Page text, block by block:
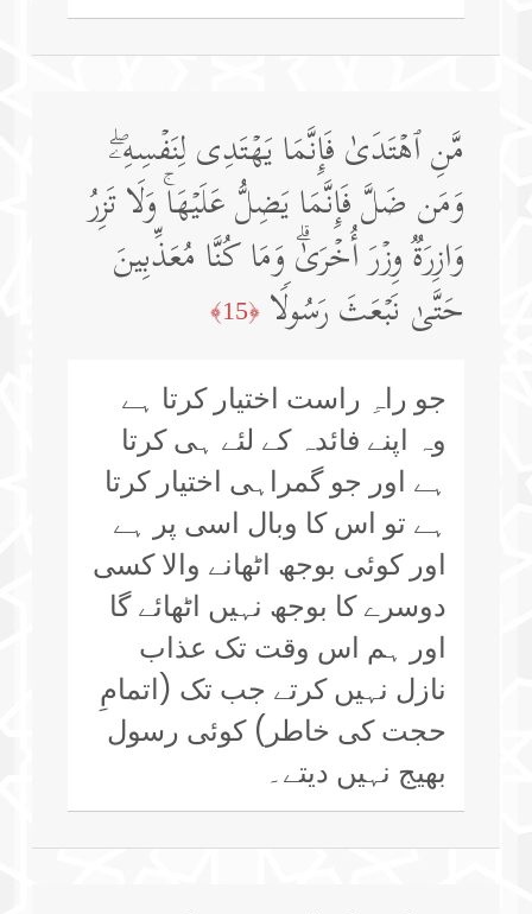
مَّنِ ٱهۡتَدَىٰ فَإِنَّمَا یَهۡتَدِی لِنَفۡسِهِۦۖ
وَمَن ضَلَّ فَإِنَّمَا یَضِلُّ عَلَیۡهَاۚ وَلَا تَزِرُ
وَازِرَةࣱ وِزۡرَ أُخۡرَىٰۗ وَمَا كُنَّا مُعَذِّبِینَ
حَتَّىٰ نَبۡعَثَ رَسُولࣰا ﴿15﴾
جو راہِ راست اختیار کرتا ہے
وہ اپنے فائدہ کے لئے ہی کرتا
ہے اور جو گمراہی اختیار کرتا
ہے تو اس کا وبال اسی پر ہے
اور کوئی بوجھ اٹھانے والا کسی
دوسرے کا بوجھ نہیں اٹھائے گا
اور ہم اس وقت تک عذاب
نازل نہیں کرتے جب تک (اتمامِ
حجت کی خاطر) کوئی رسول
بھیج نہیں دیتے۔